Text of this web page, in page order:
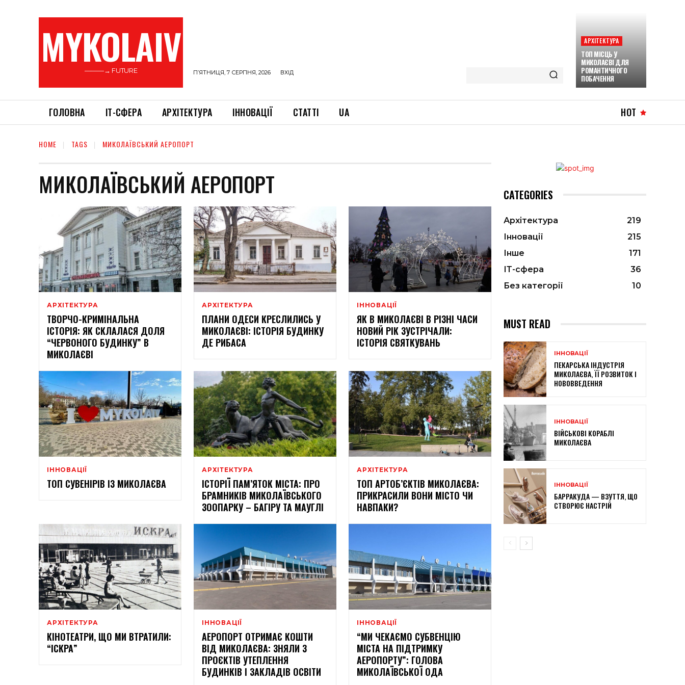
MYKOLAIV
———→ FUTURE П’ЯТНИЦЯ, 7 СЕРПНЯ, 2026 ВХІД
АРХІТЕКТУРА
ТОП МІСЦЬ У
МИКОЛАЄВІ ДЛЯ
РОМАНТИЧНОГО
ПОБАЧЕННЯ
ГОЛОВНА ІТ-СФЕРА АРХІТЕКТУРА ІННОВАЦІЇ СТАТТІ UA HOT
HOME TAGS МИКОЛАЇВСЬКИЙ АЕРОПОРТ
МИКОЛАЇВСЬКИЙ АЕРОПОРТ
АРХІТЕКТУРА
ТВОРЧО-КРИМІНАЛЬНА
ІСТОРІЯ: ЯК СКЛАЛАСЯ ДОЛЯ
“ЧЕРВОНОГО БУДИНКУ” В
МИКОЛАЄВІ
АРХІТЕКТУРА
ПЛАНИ ОДЕСИ КРЕСЛИЛИСЬ У
МИКОЛАЄВІ: ІСТОРІЯ БУДИНКУ
ДЕ РИБАСА
ІННОВАЦІЇ
ЯК В МИКОЛАЄВІ В РІЗНІ ЧАСИ
НОВИЙ РІК ЗУСТРІЧАЛИ:
ІСТОРІЯ СВЯТКУВАНЬ
ІННОВАЦІЇ
ТОП СУВЕНІРІВ ІЗ МИКОЛАЄВА
АРХІТЕКТУРА
ІСТОРІЇ ПАМ’ЯТОК МІСТА: ПРО
БРАМНИКІВ МИКОЛАЇВСЬКОГО
ЗООПАРКУ – БАГІРУ ТА МАУГЛІ
АРХІТЕКТУРА
ТОП АРТОБ’ЄКТІВ МИКОЛАЄВА:
ПРИКРАСИЛИ ВОНИ МІСТО ЧИ
НАВПАКИ?
АРХІТЕКТУРА
КІНОТЕАТРИ, ЩО МИ ВТРАТИЛИ:
“ІСКРА”
ІННОВАЦІЇ
АЕРОПОРТ ОТРИМАЄ КОШТИ
ВІД МИКОЛАЄВА: ЗНЯЛИ З
ПРОЄКТІВ УТЕПЛЕННЯ
БУДИНКІВ І ЗАКЛАДІВ ОСВІТИ
ІННОВАЦІЇ
“МИ ЧЕКАЄМО СУБВЕНЦІЮ
МІСТА НА ПІДТРИМКУ
АЕРОПОРТУ”: ГОЛОВА
МИКОЛАЇВСЬКОЇ ОДА
CATEGORIES
Архітектура
219
Інновації
215
Інше
171
ІТ-сфера
36
Без категорії
10
MUST READ
ІННОВАЦІЇ
ПЕКАРСЬКА ІНДУСТРІЯ
МИКОЛАЄВА, ЇЇ РОЗВИТОК І
НОВОВВЕДЕННЯ
ІННОВАЦІЇ
ВІЙСЬКОВІ КОРАБЛІ
МИКОЛАЄВА
ІННОВАЦІЇ
БАРРАКУДА — ВЗУТТЯ, ЩО
СТВОРЮЄ НАСТРІЙ